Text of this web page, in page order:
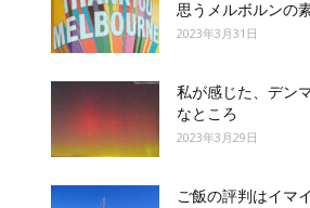
思うメルボルンの
2023年3月31日
私が感じた、デン
なところ
2023年3月29日
ご飯の評判はイマ